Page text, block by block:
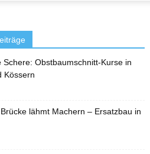
Schere: Obstbaumschnitt-Kurse in
Kössern
lähmt Machern – Ersatzbau in